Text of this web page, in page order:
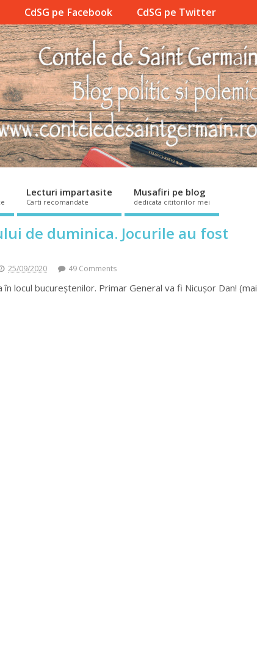
CdSG pe Facebook CdSG pe Twitter
Lecturi impartasite
Carti recomandate
Musafiri pe blog
dedicata cititorilor mei
de duminica. Jocurile au fost
25/09/2020 49 Comments
locul bucureștenilor. Primar General va fi Nicușor Dan! (mai